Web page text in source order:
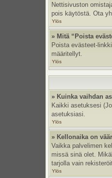
Nettisivuston
pois käytöstä. Ota
Ylös
» Mitä “Poista
Poista evästeet-
määritellyt.
Ylös
» Kuinka vaihdan
Kaikki asetuksesi
asetuksiasi.
Ylös
» Kellonaika on
Vaikka palvelimen
missä sinä olet.
tarjolla vain
Ylös